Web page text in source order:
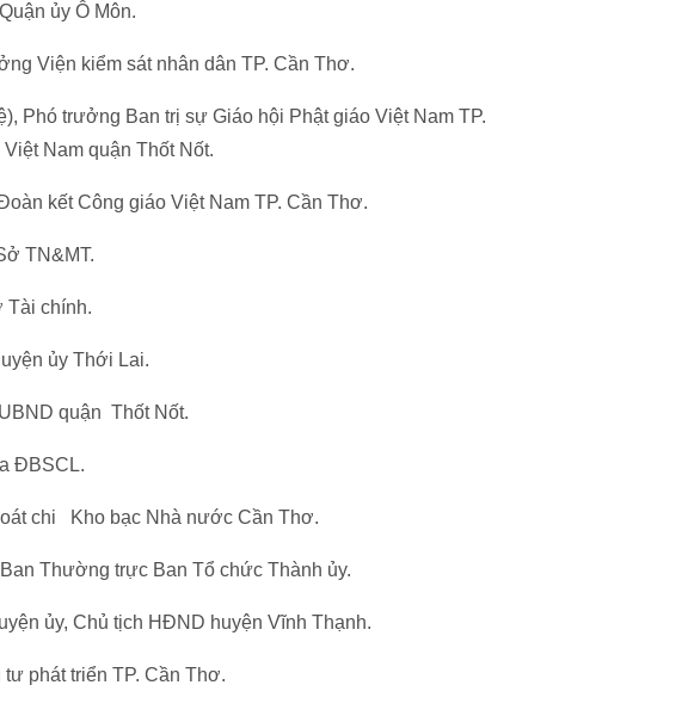
ủy Ô Môn.
Viện kiểm sát nhân dân TP. Cần Thơ.
Phó trưởng Ban trị sự Giáo hội Phật giáo Việt Nam TP.
Nam quận Thốt Nốt.
kết Công giáo Việt Nam TP. Cần Thơ.
TN&MT.
Tài chính.
ủy Thới Lai.
quận Thốt Nốt.
ĐBSCL.
chi Kho bạc Nhà nước Cần Thơ.
Thường trực Ban Tổ chức Thành ủy.
ủy, Chủ tịch HĐND huyện Vĩnh Thạnh.
phát triển TP. Cần Thơ.